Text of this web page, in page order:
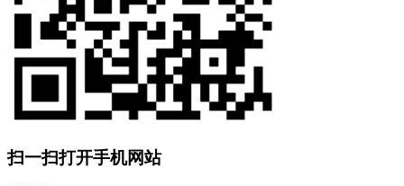
扫一扫打开手机网站